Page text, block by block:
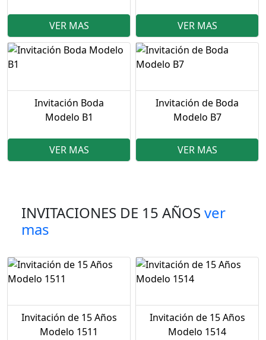
VER MAS VER MAS
Invitación Boda
Modelo B1
VER MAS
Invitación de Boda
Modelo B7
VER MAS
INVITACIONES DE 15 AÑOS ver
mas
Invitación de 15 Años
Modelo 1511
Invitación de 15 Años
Modelo 1514